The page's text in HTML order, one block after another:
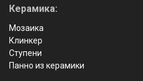
Керамика:
Мозаика
Клинкер
Ступени
Панно из керамики